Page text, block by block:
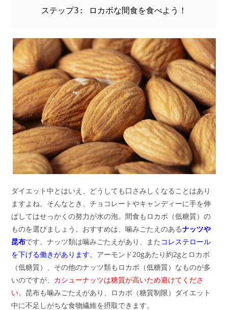
ステップ3: ロカボな間食を食べよう！
ダイエット中とはいえ、どうしても口さみしくなることはあり
ますよね。そんなとき、チョコレートやキャンディーに手を伸
ばしてはせっかくの努力が水の泡。間食もロカボ（低糖質）の
ものを選びましょう。おすすめは、噛みごたえのあるナッツや
昆布です。ナッツ類は噛みごたえがあり、また コレステロール
を下げる働きがあります。アーモンド20gあたり約2gとロカボ
（低糖質）、その他のナッツ類もロカボ（低糖質）なものが多
いのですが、 カシューナッツは糖質が高いため避けてくださ
い。昆布も噛みごたえがあり、ロカボ（糖質制限）ダイエット
中に不足しがちな食物繊維を摂取できます。